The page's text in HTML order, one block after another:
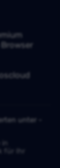
unter -
für Ihr